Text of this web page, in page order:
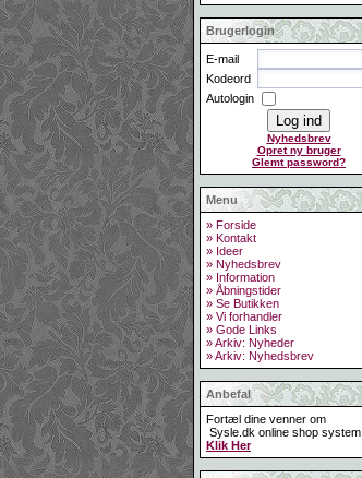
Brugerlogin
E-mail
Kodeord
Autologin
Nyhedsbrev
Opret ny bruger
Glemt password?
Menu
» Forside
» Kontakt
» Ideer
» Nyhedsbrev
» Information
» Åbningstider
» Se Butikken
» Vi forhandler
» Gode Links
» Arkiv: Nyheder
» Arkiv: Nyhedsbrev
Anbefal
Fortæl dine venner om
Sysle.dk online shop system
Klik Her